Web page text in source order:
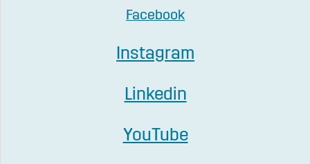
Facebook
Instagram
Linkedin
YouTube